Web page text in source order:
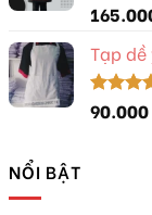
Được
hạng
5 sao
Tạp
Được
hạng
90.000
NỔI BẬT